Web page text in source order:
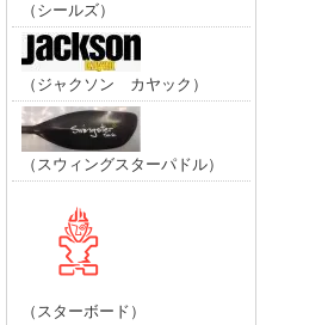
（シールズ）
（ジャクソン カヤック）
（スウィングスターパドル）
（スターボード）